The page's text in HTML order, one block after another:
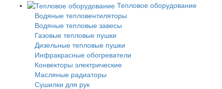
Тепловое оборудование
Водяные тепловентиляторы
Водяные тепловые завесы
Газовые тепловые пушки
Дизельные тепловые пушки
Инфракрасные обогреватели
Конвекторы электрические
Масляные радиаторы
Сушилки для рук